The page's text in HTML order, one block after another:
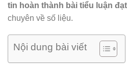
tin hoàn thành bài tiểu luận
chuyên về số liệu.
Nội dung bài viết